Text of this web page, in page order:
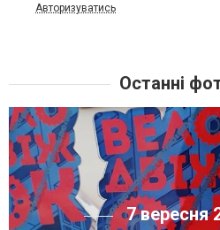
Авторизуватись
Останні
7 вересня